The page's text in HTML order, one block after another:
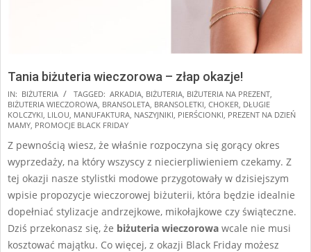
Tania biżuteria wieczorowa – złap okazje!
2024-
11-
13
IN: BIŻUTERIA TAGGED: ARKADIA BIŻUTERIA BIŻUTERIA NA PREZENT
BIŻUTERIA WIECZOROWA BRANSOLETA BRANSOLETKI CHOKER DŁUGIE
KOLCZYKI LILOU MANUFAKTURA NASZYJNIKI PIERŚCIONKI PREZENT NA DZIEŃ
MAMY PROMOCJE BLACK FRIDAY
Z pewnością wiesz, że właśnie rozpoczyna się gorący okres
wyprzedaży, na który wszyscy z niecierpliwieniem czekamy. Z
tej okazji nasze stylistki modowe przygotowały w dzisiejszym
wpisie propozycje wieczorowej biżuterii, która będzie idealnie
dopełniać stylizacje andrzejkowe, mikołajkowe czy świąteczne.
Dziś przekonasz się, że biżuteria wieczorowa wcale nie musi
kosztować majątku. Co więcej, z okazji Black Friday możesz